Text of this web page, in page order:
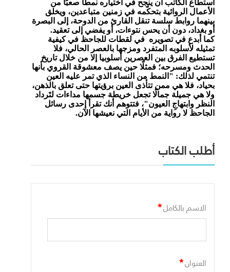
استطاع الكاتب أن ينجح في اختياره نمطًا صعبًا من
الأعمال الروائية بتحكّمه في زمنين متباعدين، ويخلق
بينهما روابط سلسة تنقل القارئ من الدوحة، إلى البصرة
أو بغداد، دون أن يحس نتوءات، أو يفضي إلى تعقيد.
كما أبدع في تصويره في لقطات للجاحظ في كيفية
تمثيله لأسلوبه المتفرد ومزجها بالعصر الحالي، فلا
تستطيع الفرق بين العصرين أسلوبيا إلا من خلال تاريخ
الحدث ومسرحه؛ فمثلًا حين يصف معشوقة القروي بأنها
تنتمي لذلك: "النمط من النساء الذي تمر عليه العين
بحياد، فلا هي ممن تتأذى العين برؤيتها حتى تعلق بالذهن،
ولا هي جميلة جمالًا تجعل خريطة جسمها مداءات لتَرداد
النظر وابتهاجِ العيون"، فتتوهم أنك تقرأ إحدى رسائل
الجاحظ لا رواية من الأيام التي نعيشها الآن.
أطلب الكتاب
الاسم بالكامل*
العنوان*